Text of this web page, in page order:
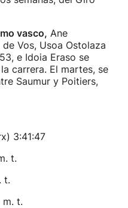
vasco, Ane
Vos, Usoa Ostolaza
e Idoia Eraso se
carrera. El martes, se
Saumur y Poitiers,
3:41:47
t.
t.
t.